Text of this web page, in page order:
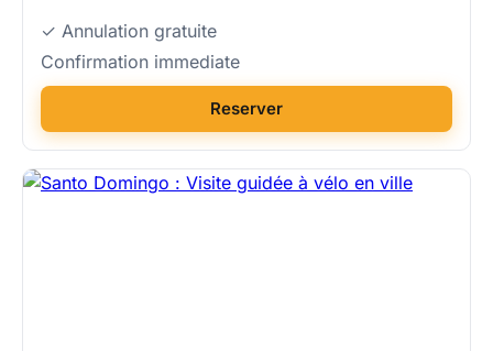
✓ Annulation gratuite
Confirmation immediate
Reserver